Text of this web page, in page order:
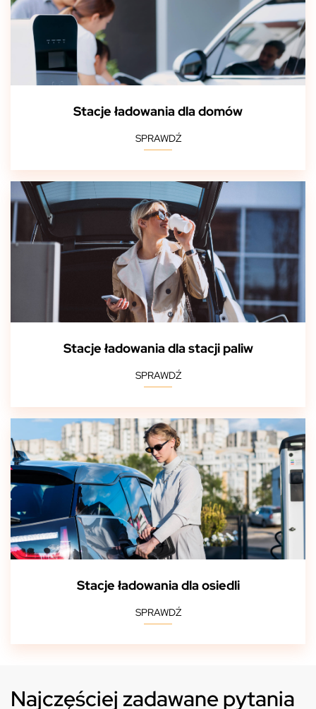
Stacje ładowania dla domów
SPRAWDŹ
Stacje ładowania dla stacji paliw
SPRAWDŹ
Stacje ładowania dla osiedli
SPRAWDŹ
Najczęściej zadawane pytania